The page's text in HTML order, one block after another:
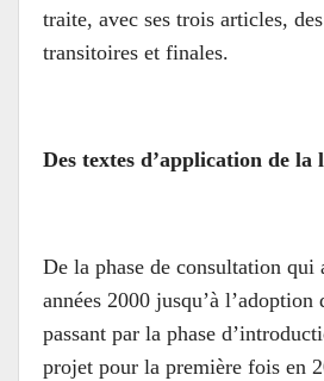
traite, avec ses trois articles,
transitoires et finales.
Des textes d’application de
De la phase de consultation qui
années 2000 jusqu’à
passant par la phase
projet pour la première fois en